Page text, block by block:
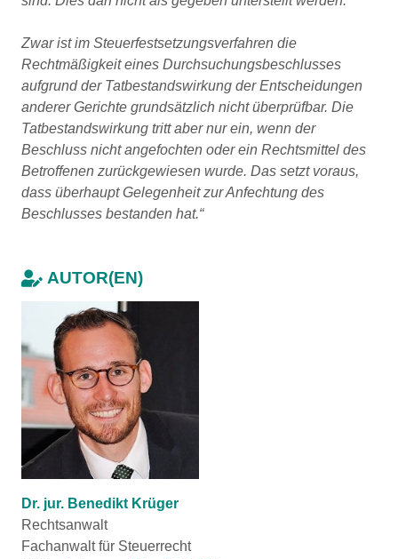
Zwar ist im Steuerfestsetzungsverfahren die
Rechtmäßigkeit eines Durchsuchungsbeschlusses
aufgrund der Tatbestandswirkung der Entscheidungen
anderer Gerichte grundsätzlich nicht überprüfbar. Die
Tatbestandswirkung tritt aber nur ein, wenn der
Beschluss nicht angefochten oder ein Rechtsmittel des
Betroffenen zurückgewiesen wurde. Das setzt voraus,
dass überhaupt Gelegenheit zur Anfechtung des
Beschlusses bestanden hat.“
AUTOR(EN)
Dr. jur. Benedikt Krüger
Rechtsanwalt
Fachanwalt für Steuerrecht